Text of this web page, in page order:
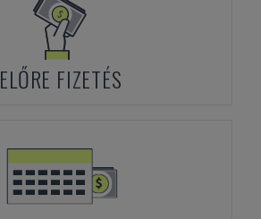
ELŐRE FIZETÉS